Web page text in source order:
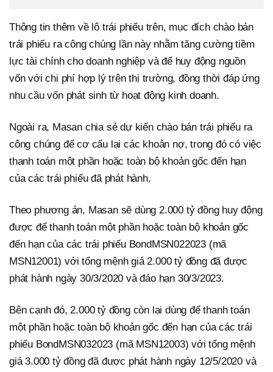
Thông tin thêm về lô trái phiếu trên, mục đích chào bán
trái phiếu ra công chúng lần này nhằm tăng cường tiềm
lực tài chính cho doanh nghiệp và để huy động nguồn
vốn với chi phí hợp lý trên thị trường, đồng thời đáp ứng
nhu cầu vốn phát sinh từ hoạt động kinh doanh.
Ngoài ra, Masan chia sẻ dự kiến chào bán trái phiếu ra
công chúng để cơ cấu lại các khoản nợ, trong đó có việc
thanh toán một phần hoặc toàn bộ khoản gốc đến hạn
của các trái phiếu đã phát hành.
Theo phương án, Masan sẽ dùng 2.000 tỷ đồng huy động
được để thanh toán một phần hoặc toàn bộ khoản gốc
đến hạn của các trái phiếu BondMSN022023 (mã
MSN12001) với tổng mệnh giá 2.000 tỷ đồng đã được
phát hành ngày 30/3/2020 và đáo hạn 30/3/2023.
Bên cạnh đó, 2.000 tỷ đồng còn lại dùng để thanh toán
một phần hoặc toàn bộ khoản gốc đến hạn của các trái
phiếu BondMSN032023 (mã MSN12003) với tổng mệnh
giá 3.000 tỷ đồng đã được phát hành ngày 12/5/2020 và